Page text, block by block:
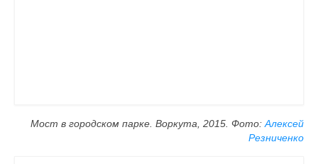
Мост в городском парке. Воркута, 2015. Фото: Алексей
Резниченко